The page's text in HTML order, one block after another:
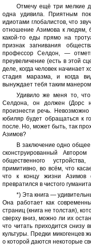
Отмечу ещё три мелкие
одна удивила. Приятным
идиотами глобалистов, что
отношение Азимова к людям,
какой-то еды прямо на
признак загнивания
профессор Селдон, —
преувеличение (есть в этой
деле, когда человек начинает
стадия маразма, и когда
вынуждает тебя таким
Удивило же меня то,
Селдона, он должен (Дорс
произнести речь.
юбиляр будет обращаться к
после. Но, может быть, так
Азимов?
В заключение одно
сконструированный
общественного
примитивно, во всём, что
что к концу жизни Азимов
превратился в чистого
*) Эта книга —
Она работает как
страниц (книга не толстая),
сверху вниз, можно ли их
что читать приходится снизу
культуры. Предки микогенцев
о которой даются некоторые